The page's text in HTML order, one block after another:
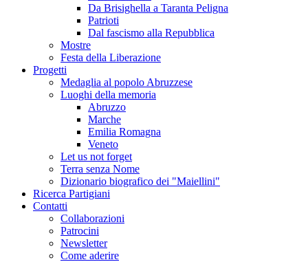
Da Brisighella a Taranta Peligna
Patrioti
Dal fascismo alla Repubblica
Mostre
Festa della Liberazione
Progetti
Medaglia al popolo Abruzzese
Luoghi della memoria
Abruzzo
Marche
Emilia Romagna
Veneto
Let us not forget
Terra senza Nome
Dizionario biografico dei "Maiellini"
Ricerca Partigiani
Contatti
Collaborazioni
Patrocini
Newsletter
Come aderire